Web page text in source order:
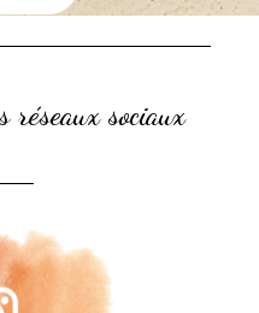
réseaux sociaux